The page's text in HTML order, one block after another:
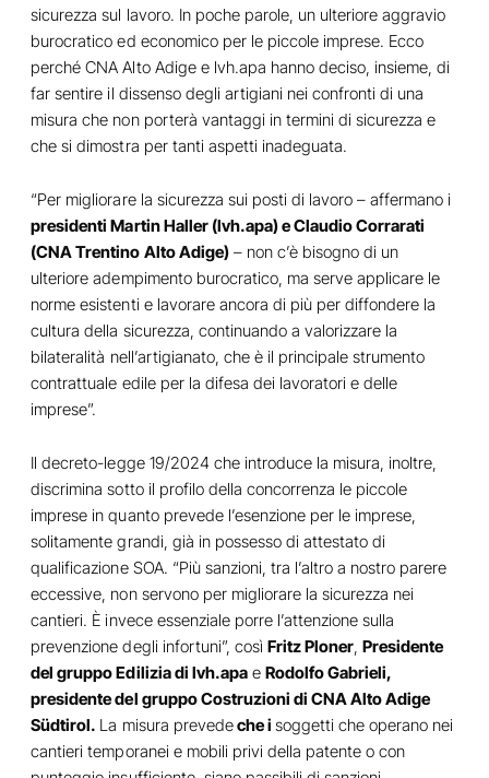
sicurezza sul lavoro. In poche parole, un ulteriore aggravio
burocratico ed economico per le piccole imprese. Ecco
perché CNA Alto Adige e lvh.apa hanno deciso, insieme, di
far sentire il dissenso degli artigiani nei confronti di una
misura che non porterà vantaggi in termini di sicurezza e
che si dimostra per tanti aspetti inadeguata.
“Per migliorare la sicurezza sui posti di lavoro – affermano i
presidenti Martin Haller (lvh.apa) e Claudio Corrarati
(CNA Trentino Alto Adige)– non c’è bisogno di un
ulteriore adempimento burocratico, ma serve applicare le
norme esistenti e lavorare ancora di più per diffondere la
cultura della sicurezza, continuando a valorizzare la
bilateralità nell’artigianato, che è il principale strumento
contrattuale edile per la difesa dei lavoratori e delle
imprese”.
Il decreto-legge 19/2024 che introduce la misura, inoltre,
discrimina sotto il profilo della concorrenza le piccole
imprese in quanto prevede l’esenzione per le imprese,
solitamente grandi, già in possesso di attestato di
qualificazione SOA. “Più sanzioni, tra l’altro a nostro parere
eccessive, non servono per migliorare la sicurezza nei
cantieri. È invece essenziale porre l’attenzione sulla
prevenzione degli infortuni”, così Fritz Ploner ,Presidente
del gruppo Edilizia di lvh.apae Rodolfo Gabrieli,
presidente del gruppo Costruzioni di CNA Alto Adige
Südtirol. La misura prevedeche i soggetti che operano nei
cantieri temporanei e mobili privi della patente o con